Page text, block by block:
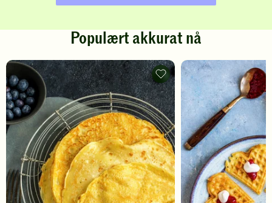
Populært akkurat nå
Pannekaker
-
legg
til
favoritter